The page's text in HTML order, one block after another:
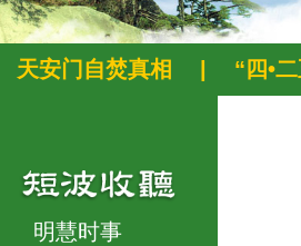
天安门自焚真相 “四•
明慧时事